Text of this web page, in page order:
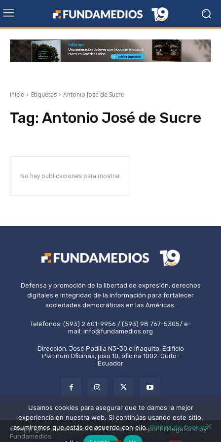
Inicio Etiquetas Antonio José de Sucre
Tag: Antonio José de Sucre
No hay publicaciones para mostrar
Defensa y promoción de la libertad de expresión, derechos
digitales e integridad de la información para fortalecer
sociedades democráticas en las Américas.
Teléfonos: (593) 2 601-9956 / (593) 98 767-5305/ e-
mail: info@fundamedios.org
Dirección: José Padilla N3-30 e Iñaquito, Edificio
Platinum Oficinas, piso 10, oficina 1002. Quito-
Ecuador
©Copyright Fundamedios 2021. Desarrollado por El Megáfono by
Fundamedios.
Usamos cookies para asegurar que te damos la mejor
experiencia en nuestra web. Si continúas usando este sitio,
asumiremos que estás de acuerdo con ello.Política de Cookies